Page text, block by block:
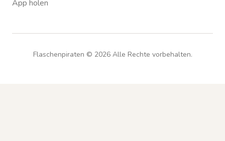
App holen
Flaschenpiraten © 2026Alle Rechte vorbehalten.